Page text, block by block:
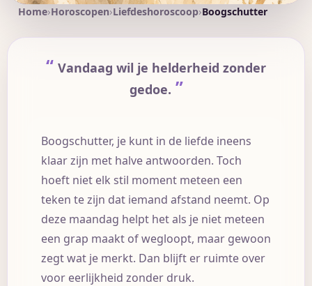
Home Horoscopen Liefdeshoroscoop Boogschutter
Vandaag wil je helderheid zonder
gedoe.
Boogschutter, je kunt in de liefde ineens
klaar zijn met halve antwoorden. Toch
hoeft niet elk stil moment meteen een
teken te zijn dat iemand afstand neemt. Op
deze maandag helpt het als je niet meteen
een grap maakt of wegloopt, maar gewoon
zegt wat je merkt. Dan blijft er ruimte over
voor eerlijkheid zonder druk.